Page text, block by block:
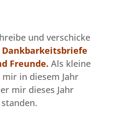
und verschicke
Dankbarkeitsbriefe
Freunde. Als kleine
in diesem Jahr
mir dieses Jahr